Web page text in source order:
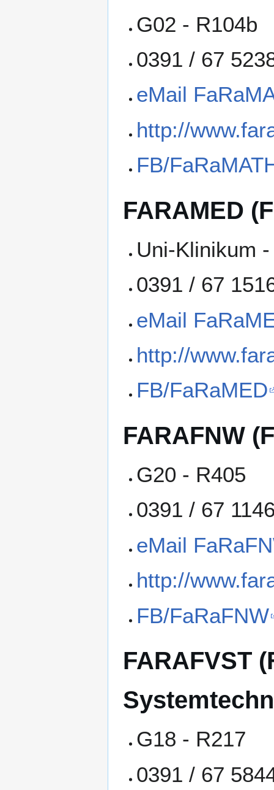
G02 - R104b
0391 / 67
eMail
http://
FB/
FARAMED
Uni-Klinikum
0391 / 67
eMail
http://
FB/FaRaMED
FARAFNW
G20 - R405
0391 / 67
eMail
http://
FB/FaRaFNW
FARAFVST
G18 - R217
0391 / 67